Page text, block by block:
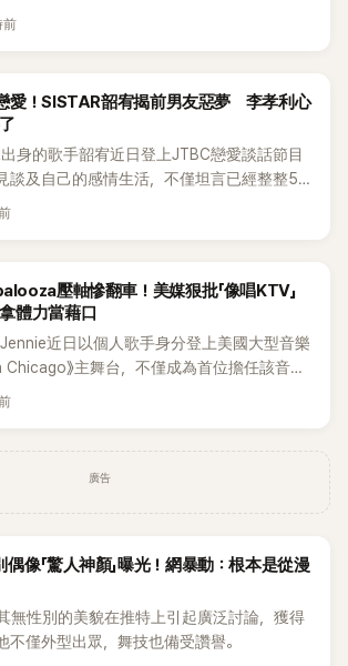
愛！SISTAR韶宥揭前男友惡夢 李孝利心
身的歌手韶宥近日登上JTBC戀愛談話節目
見談及自己的感情生活，不僅坦言已經整整5
首度透露空窗至今的原因，全與上一段戀情
壓軸慘翻車！美媒狠批「像唱KTV」
體力當藉口
近日以個人歌手身分登上美國大型音樂
Chicago》主舞台，不僅成為首位擔任該音樂
主秀）的K-POP女SOLO歌手，寫下全新紀
廣告
像「驚人神顏」曝光！網暴動：根本是從漫
無性別的美貌在推特上引起廣泛討論，獲得
不僅外型出眾，舞技也備受讚譽。